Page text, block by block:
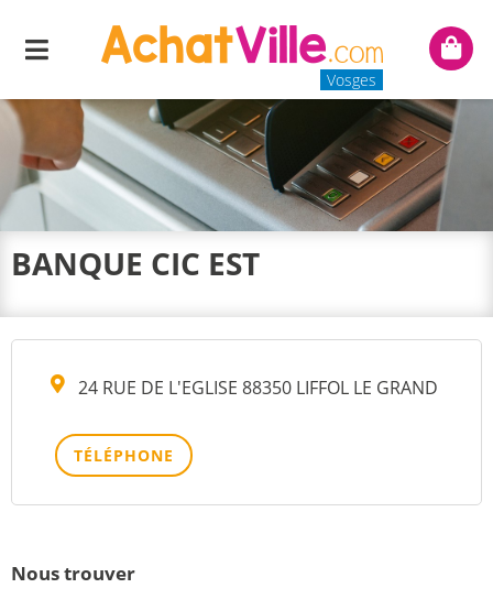
Menu
Vosges
Mon
BANQUE CIC EST
24 RUE DE L'EGLISE 88350 LIFFOL LE GRAND
TÉLÉPHONE
Nous trouver